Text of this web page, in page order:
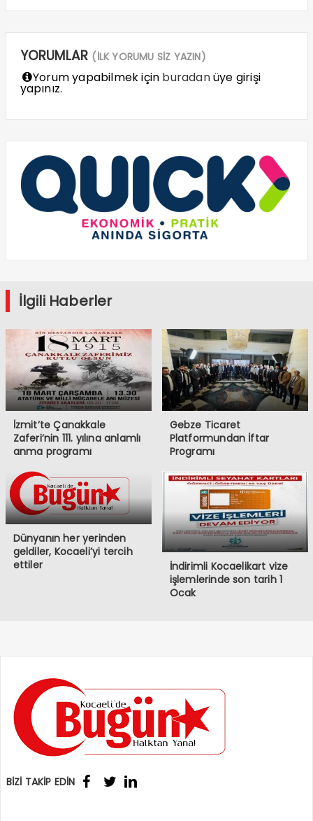
YORUMLAR (İLK YORUMU SİZ YAZIN)
Yorum yapabilmek için buradanüye girişi
yapınız.
İlgili Haberler
İzmit’te Çanakkale
Zaferi’nin 111. yılına anlamlı
anma programı
Gebze Ticaret
Platformundan İftar
Programı
Dünyanın her yerinden
geldiler, Kocaeli’yi tercih
ettiler
İndirimli Kocaelikart vize
işlemlerinde son tarih 1
Ocak
BİZİ TAKİP EDİN